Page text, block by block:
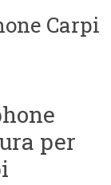
Carpi
per